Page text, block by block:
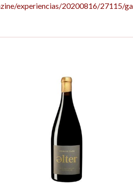
experiencias/20200816/27115/